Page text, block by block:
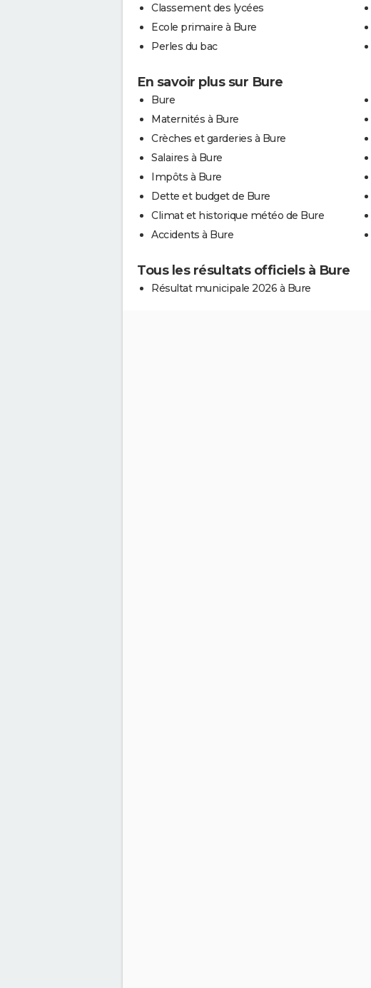
Classement des lycées
Ecole primaire à Bure
Perles du bac
En savoir plus sur Bure
Bure
Maternités à Bure
Crèches et garderies à Bure
Salaires à Bure
Impôts à Bure
Dette et budget de Bure
Climat et historique météo de Bure
Accidents à Bure
Tous les résultats officiels à Bure
Résultat municipale 2026 à Bure